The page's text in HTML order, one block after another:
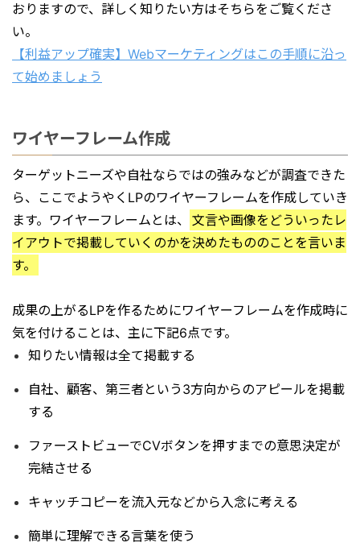
おりますので、詳しく知りたい方はそちらをご覧くださ
い。
【利益アップ確実】Webマーケティングはこの手順に沿っ
て始めましょう
ワイヤーフレーム作成
ターゲットニーズや自社ならではの強みなどが調査できた
ら、ここでようやくLPのワイヤーフレームを作成していき
ます。ワイヤーフレームとは、
文言や画像をどういったレ
イアウトで掲載していくのかを決めたもののことを言いま
す。
成果の上がるLPを作るためにワイヤーフレームを作成時に
気を付けることは、主に下記6点です。
知りたい情報は全て掲載する
自社、顧客、第三者という3方向からのアピールを掲載
する
ファーストビューでCVボタンを押すまでの意思決定が
完結させる
キャッチコピーを流入元などから入念に考える
簡単に理解できる言葉を使う